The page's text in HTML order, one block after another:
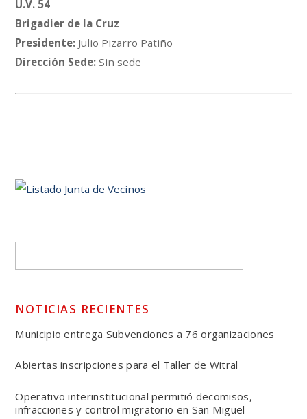
U.V. 54
Brigadier de la Cruz
Presidente: Julio Pizarro Patiño
Dirección Sede: Sin sede
NOTICIAS RECIENTES
Municipio entrega Subvenciones a 76 organizaciones
Abiertas inscripciones para el Taller de Witral
Operativo interinstitucional permitió decomisos,
infracciones y control migratorio en San Miguel